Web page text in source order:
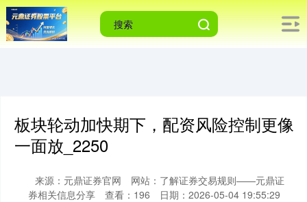
板块轮动加快期下，配资风险控制更像
一面放_2250
来源：元鼎证券官网
网站：了解证券交易规则——元鼎证
券相关信息分享
查看：196 日期：2026-05-04 19:55:29